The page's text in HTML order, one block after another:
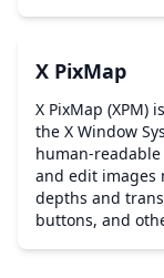
X PixMap
X PixMap (XPM)
the X Window
human-
and edit images
depths and
buttons, and